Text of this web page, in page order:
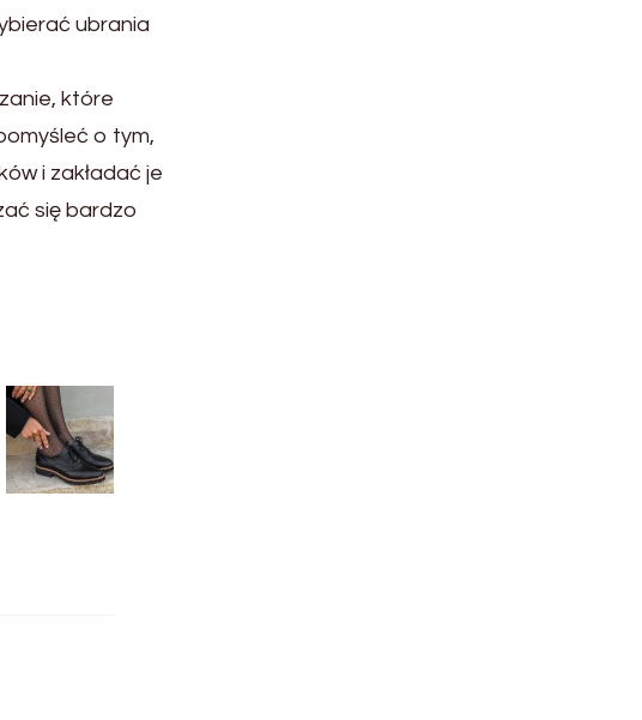
ubrania
które
o tym,
i zakładać je
się bardzo